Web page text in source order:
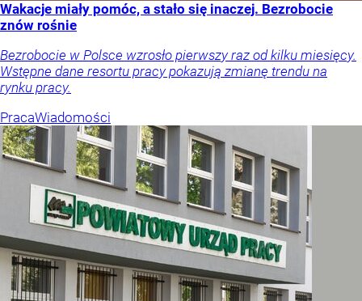
Wakacje miały pomóc, a stało się inaczej. Bezrobocie
znów rośnie
Bezrobocie w Polsce wzrosło pierwszy raz od kilku miesięcy.
Wstępne dane resortu pracy pokazują zmianę trendu na
rynku pracy.
PracaWiadomości